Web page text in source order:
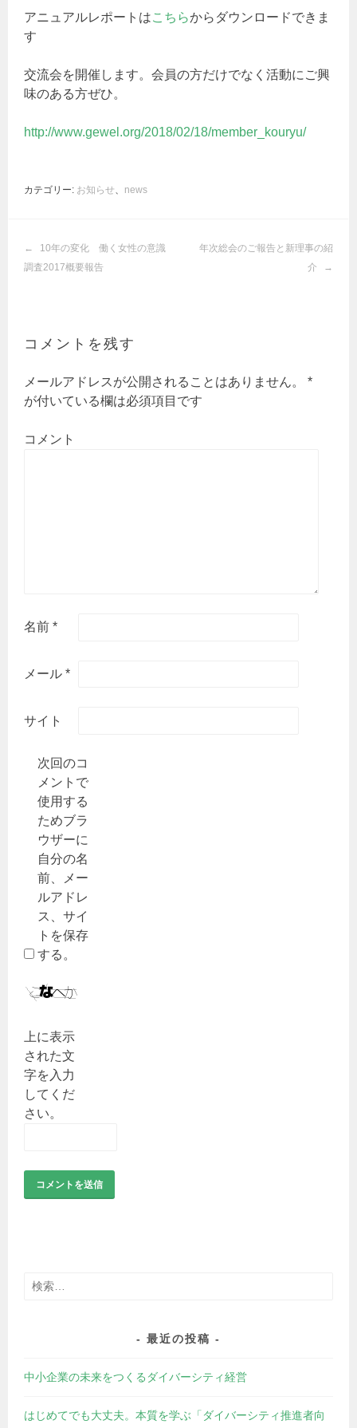
アニュアルレポートはこちらからダウンロードできま
す
交流会を開催します。会員の方だけでなく活動にご興
味のある方ぜひ。
http://www.gewel.org/2018/02/18/member_kouryu/
カテゴリー: お知らせ、 news
投
稿
ー
ョ
ン
10年の変化 働く女性の意識
調査2017概要報告
年次総会のご報告と新理事の紹
介
コメントを残す
メールアドレスが公開されることはありません。
*
が付いている欄は必須項目です
コメント
名前*
メール*
サイト
次回のコ
メントで
使用する
ためブラ
ウザーに
自分の名
前、メー
ルアドレ
ス、サイ
トを保存
する。
上に表示
された文
字を入力
してくだ
さい。
検
最近の投稿
中小企業の未来をつくるダイバーシティ経営
はじめてでも大丈夫。本質を学ぶ「ダイバーシティ推進者向